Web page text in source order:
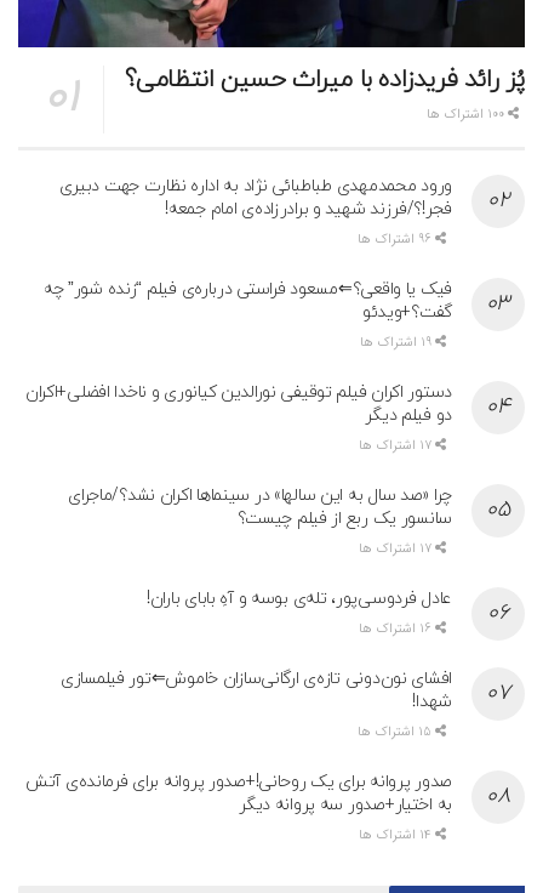
پُز رائد فریدزاده با میراث حسین انتظامی؟
ورود محمدمهدی طباطبائی نژاد به اداره نظارت جهت دبیری
فجر!؟/فرزند شهید و برادرزاده‌ی امام جمعه!
فیک یا واقعی؟⇐مسعود فراستی درباره‌ی فیلم “زنده شور” چه
گفت؟+ویدئو
دستور اکران فیلم توقیفی نورالدین کیانوری و ناخدا افضلی+اکران
دو فیلم دیگر
چرا «صد سال به این سالها» در سینماها اکران نشد؟/ماجرای
سانسور یک ربع از فیلم چیست؟
عادل فردوسی‌پور، تله‌ی بوسه و آهِ بابای باران!
افشای نون‌دونی تازه‌ی ارگانی‌سازان خاموش⇐تور فیلمسازی
شهدا!
صدور پروانه برای یک روحانی!+صدور پروانه برای فرمانده‌ی آتش
به اختیار+صدور سه پروانه دیگر